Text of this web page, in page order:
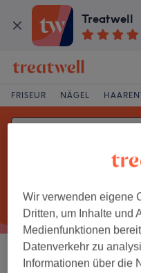
Treatwell
FRISEUR NÄGEL
Sortieren nach
Wir verwenden eigene
Dritten, um Inhalte und
Medienfunktionen
Datenverkehr zu
Informationen über die